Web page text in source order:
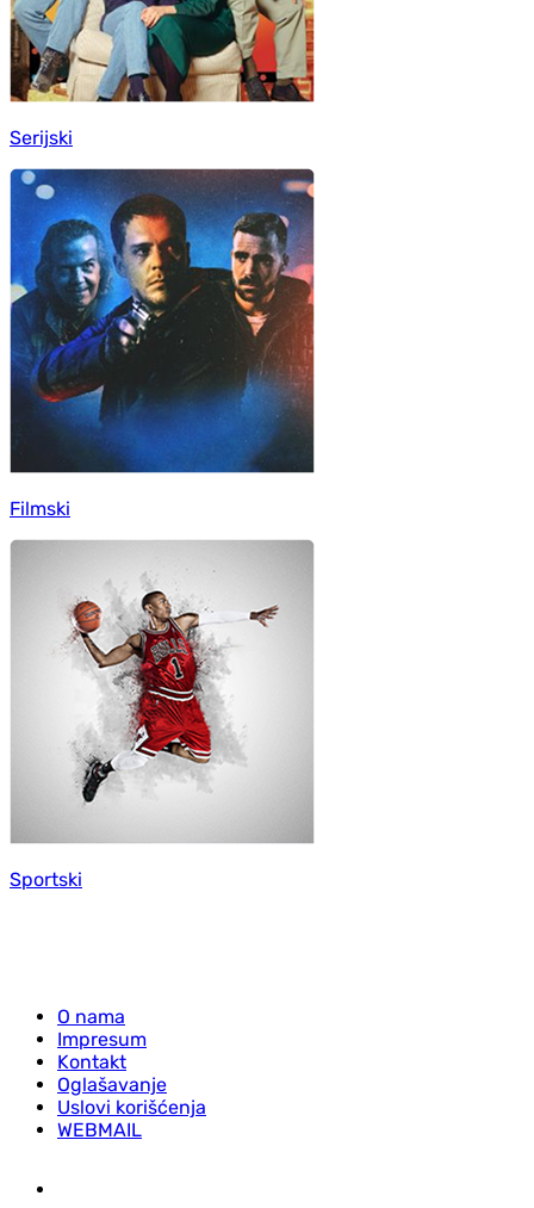
Serijski
Filmski
Sportski
O nama
Impresum
Kontakt
Oglašavanje
Uslovi korišćenja
WEBMAIL